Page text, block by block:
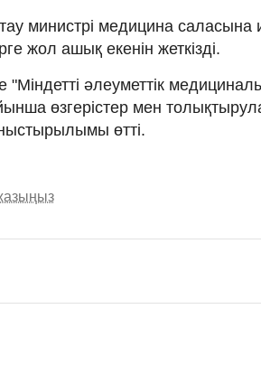
министрі медицина саласына
жол ашық екенін жеткізді.
"Міндетті әлеуметтік
өзгерістер мен
өтті.